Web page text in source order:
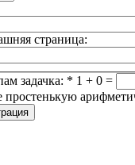
страница:
задачка: * 1 + 0 =
простенькую